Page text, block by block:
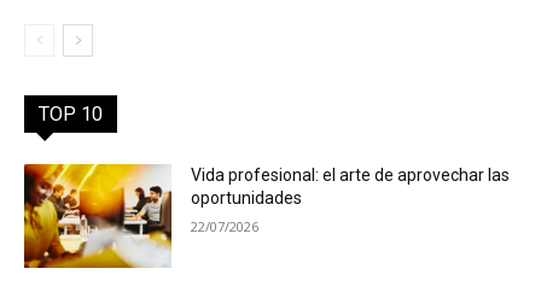
TOP 10
Vida profesional: el arte de aprovechar las
oportunidades
22/07/2026